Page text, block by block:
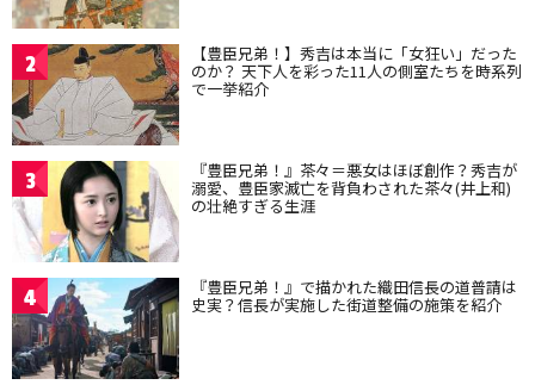
2 【豊臣兄弟！】秀吉は本当に「女狂い」だった
のか？ 天下人を彩った11人の側室たちを時系列
で一挙紹介
3 『豊臣兄弟！』茶々＝悪女はほぼ創作？秀吉が
溺愛、豊臣家滅亡を背負わされた茶々(井上和)
の壮絶すぎる生涯
4 『豊臣兄弟！』で描かれた織田信長の道普請は
史実？信長が実施した街道整備の施策を紹介